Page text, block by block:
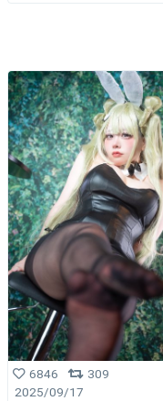
6846
309
2025/09/17